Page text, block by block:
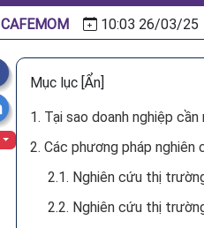
CAFEMOM 10:03 26/03/25
Mục lục [Ẩn]
1. Tại sao doanh nghiệp
2. Các phương pháp
2.1. Nghiên cứu thị
2.2. Nghiên cứu thị